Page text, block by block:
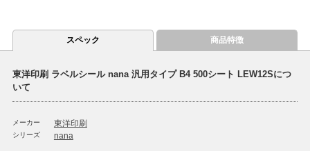
スペック 商品特徴
東洋印刷 ラベルシール nana 汎用タイプ B4 500シート LEW12Sにつ
いて
メーカー 東洋印刷
シリーズ nana